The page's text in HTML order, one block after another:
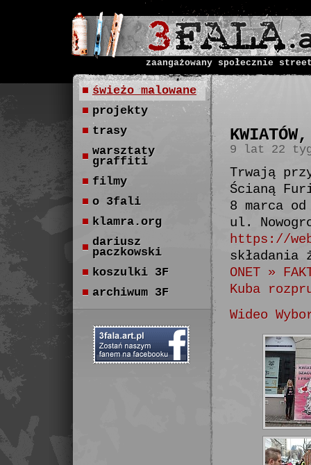
zaangażowany społecznie
9 lat 22
Trwają
Ścianą
8 marca
ul.
https://
składania
ONET »
Kuba
Wideo
świeżo malowane
projekty
trasy
warsztaty
graffiti
filmy
o 3fali
klamra.org
dariusz
paczkowski
koszulki 3F
archiwum 3F